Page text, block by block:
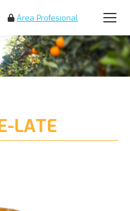
Área Profesional
Search:
LATE